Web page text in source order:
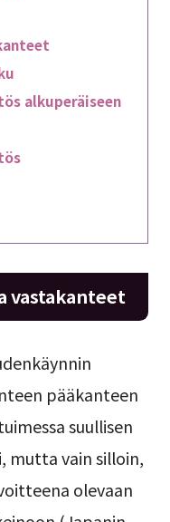
alkuperäiseen
vastakanteet
pääkanteen
suullisen
mutta vain silloin,
olevaan